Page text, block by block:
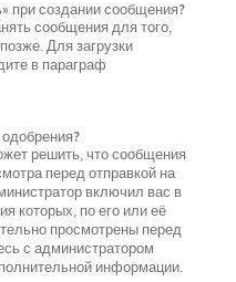
при создании сообщения?
сообщения для того,
Для загрузки
в параграф
решить, что сообщения
перед отправкой на
включил вас в
которых, по его или её
просмотрены перед
с администратором
информации.